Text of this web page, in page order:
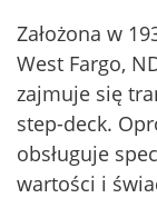
Założona w
West Fargo,
zajmuje się
step-deck.
obsługuje
wartości i